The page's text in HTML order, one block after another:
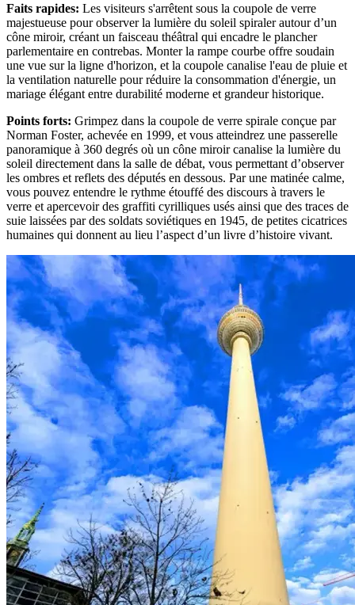
Faits rapides: Les visiteurs s'arrêtent sous la coupole de verre
majestueuse pour observer la lumière du soleil spiraler autour d’un
cône miroir, créant un faisceau théâtral qui encadre le plancher
parlementaire en contrebas. Monter la rampe courbe offre soudain
une vue sur la ligne d'horizon, et la coupole canalise l'eau de pluie et
la ventilation naturelle pour réduire la consommation d'énergie, un
mariage élégant entre durabilité moderne et grandeur historique.
Points forts: Grimpez dans la coupole de verre spirale conçue par
Norman Foster, achevée en 1999, et vous atteindrez une passerelle
panoramique à 360 degrés où un cône miroir canalise la lumière du
soleil directement dans la salle de débat, vous permettant d’observer
les ombres et reflets des députés en dessous. Par une matinée calme,
vous pouvez entendre le rythme étouffé des discours à travers le
verre et apercevoir des graffiti cyrilliques usés ainsi que des traces de
suie laissées par des soldats soviétiques en 1945, de petites cicatrices
humaines qui donnent au lieu l’aspect d’un livre d’histoire vivant.